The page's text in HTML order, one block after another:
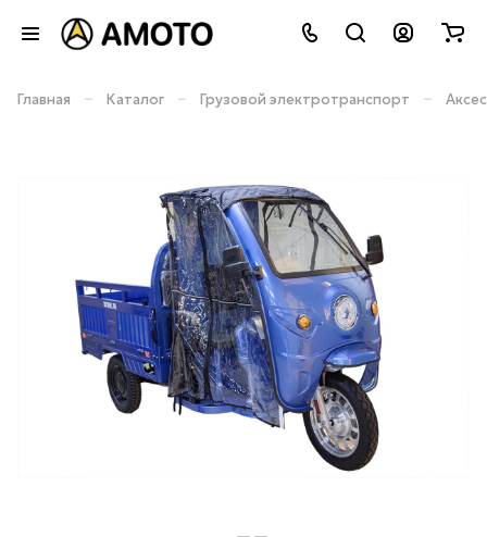
Главная – Каталог – Грузовой электротранспорт –